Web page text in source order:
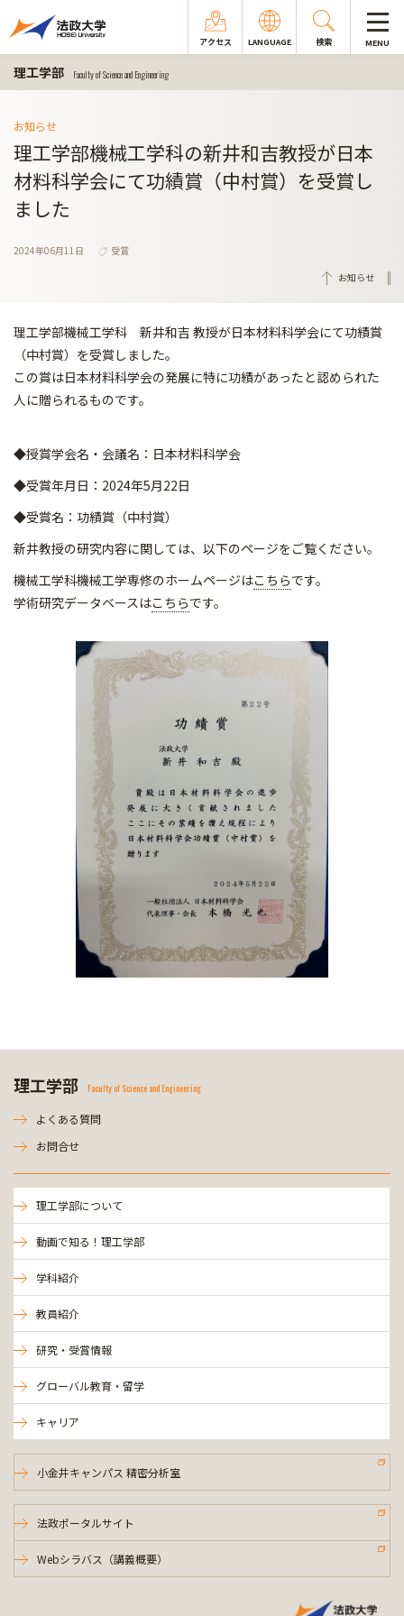
アクセス LANGUAGE 検索 MENU
理工学部 Faculty of Science and Engineering
お知らせ
理工学部機械工学科の新井和吉教授が日本
材料科学会にて功績賞（中村賞）を受賞し
ました
2024年06月11日
受賞
お知らせ
理工学部機械工学科 新井和吉 教授が日本材料科学会にて功績賞
（中村賞）を受賞しました。
この賞は日本材料科学会の発展に特に功績があったと認められた
人に贈られるものです。
◆授賞学会名・会議名：日本材料科学会
◆受賞年月日：2024年5月22日
◆受賞名：功績賞（中村賞）
新井教授の研究内容に関しては、以下のページをご覧ください。
機械工学科機械工学専修のホームページはこちらです。
学術研究データベースはこちらです。
理工学部 Faculty of Science and Engineering
よくある質問
お問合せ
理工学部について
動画で知る！理工学部
学科紹介
教員紹介
研究・受賞情報
グローバル教育・留学
キャリア
小金井キャンパス 精密分析室
法政ポータルサイト
Webシラバス（講義概要）